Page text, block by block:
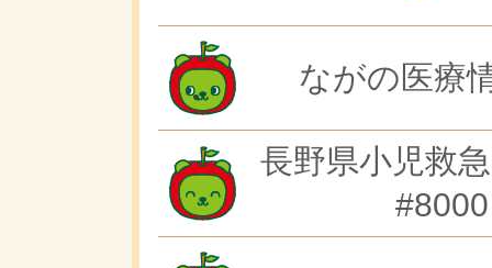
ながの医療
長野県小児救
#8000